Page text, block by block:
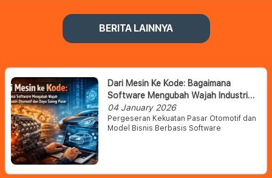
BERITA LAINNYA
Dari Mesin Ke Kode: Bagaimana
Software Mengubah Wajah Industri
Otomotif Dan Daya Saing Pasar
04 January 2026
Pergeseran Kekuatan Pasar Otomotif dan
Model Bisnis Berbasis Software